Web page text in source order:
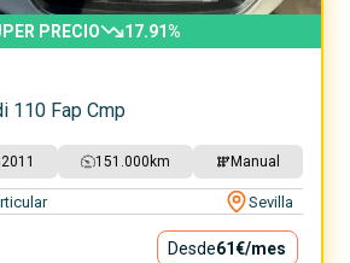
PRECIO 17.91%
110 Fap Cmp
2011 151.000 km Manual
Sevilla
Desde61€/mes